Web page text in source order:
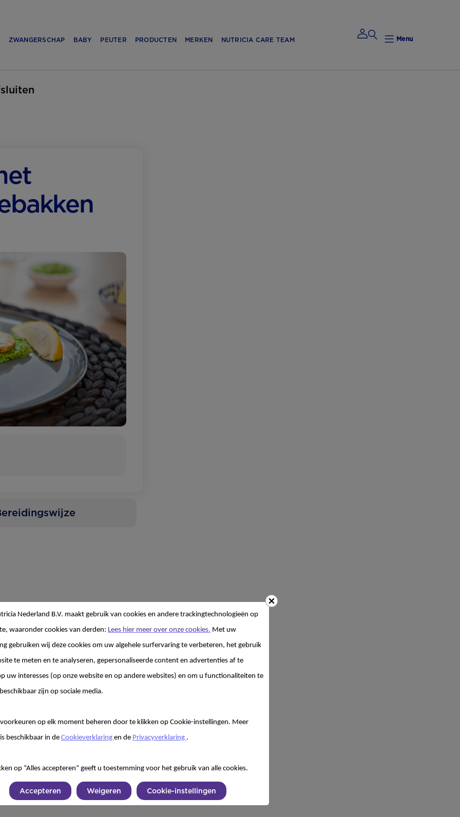
ZWANGERSCHAP BABY PEUTER PRODUCTEN MERKEN NUTRICIA CARE TEAM Menu
Nederland B.V. maakt gebruik van cookies en andere trackingtechnologieën op
waaronder cookies van derden: Lees hier meer over onze cookies. Met uw
gebruiken wij deze cookies om uw algehele surfervaring te verbeteren, het gebruik
te meten en te analyseren, gepersonaliseerde content en advertenties af te
uw interesses (op onze website en op andere websites) en om u functionaliteiten te
zijn op sociale media.
op elk moment beheren door te klikken op Cookie-instellingen. Meer
beschikbaar in de Cookieverklaring en de Privacyverklaring .
op “Alles accepteren” geeft u toestemming voor het gebruik van alle cookies.
Accepteren Weigeren Cookie-instellingen